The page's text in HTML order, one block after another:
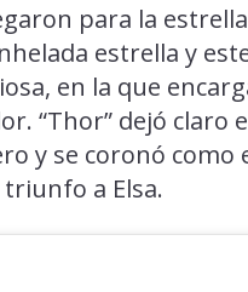
para la
estrella y
en la que
“Thor” dejó
y se coronó como
a Elsa.